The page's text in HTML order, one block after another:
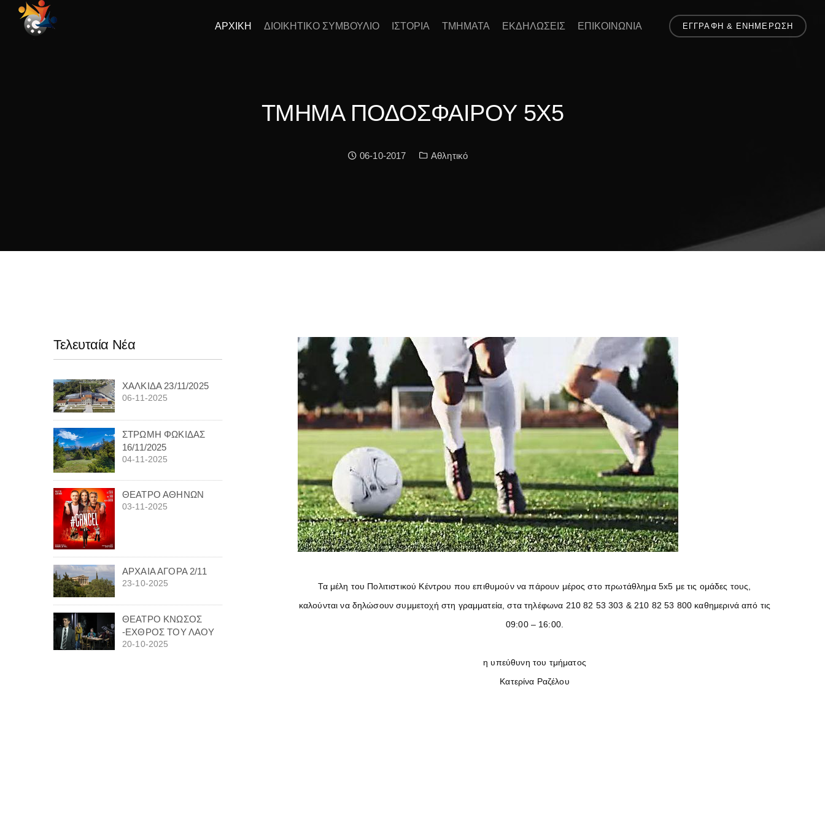
ΑΡΧΙΚΗ ΔΙΟΙΚΗΤΙΚΟ ΣΥΜΒΟΥΛΙΟ ΙΣΤΟΡΙΑ ΤΜΗΜΑΤΑ ΕΚΔΗΛΩΣΕΙΣ ΕΠΙΚΟΙΝΩΝΙΑ ΕΓΓΡΑΦΗ & ΕΝΗΜΕΡΩΣΗ
ΤΜΗΜΑ ΠΟΔΟΣΦΑΙΡΟΥ 5Χ5
Date:
06-10-2017 Κατηγορία:
Αθλητικό
Τα μέλη του Πολιτιστικού Κέντρου που επιθυμούν να πάρουν μέρος στο πρωτάθλημα 5x5 με τις ομάδες τους,
καλούνται να δηλώσουν συμμετοχή στη γραμματεία, στα τηλέφωνα 210 82 53 303 & 210 82 53 800 καθημερινά από τις
09:00 – 16:00.
η υπεύθυνη του τμήματος
Κατερίνα Ραζέλου
Τελευταία Νέα
ΧΑΛΚΙΔΑ 23/11/2025
06-11-2025
ΣΤΡΩΜΗ ΦΩΚΙΔΑΣ
16/11/2025
04-11-2025
ΘΕΑΤΡΟ ΑΘΗΝΩΝ
03-11-2025
ΑΡΧΑΙΑ ΑΓΟΡΑ 2/11
23-10-2025
ΘΕΑΤΡΟ ΚΝΩΣΟΣ
-ΕΧΘΡΟΣ ΤΟΥ ΛΑΟΥ
20-10-2025